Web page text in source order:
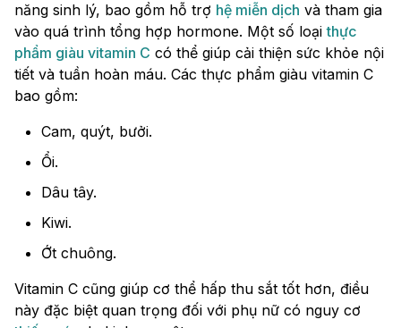
năng sinh lý, bao gồm hỗ trợ hệ miễn dịch và tham gia
vào quá trình tổng hợp hormone. Một số loạithực
phẩm giàu vitamin C có thể giúp cải thiện sức khỏe nội
tiết và tuần hoàn máu. Các thực phẩm giàu vitamin C
bao gồm:
Cam, quýt, bưởi.
Ổi.
Dâu tây.
Kiwi.
Ớt chuông.
Vitamin C cũng giúp cơ thể hấp thu sắt tốt hơn, điều
này đặc biệt quan trọng đối với phụ nữ có nguy cơ